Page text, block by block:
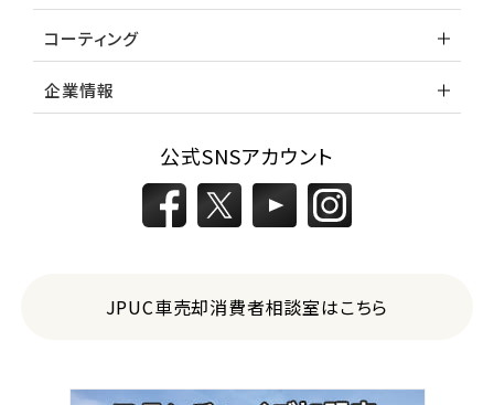
コーティング
企業情報
公式SNSアカウント
JPUC車売却消費者相談室はこちら